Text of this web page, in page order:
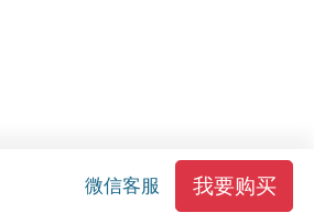
况
析
微信客服 我要购买